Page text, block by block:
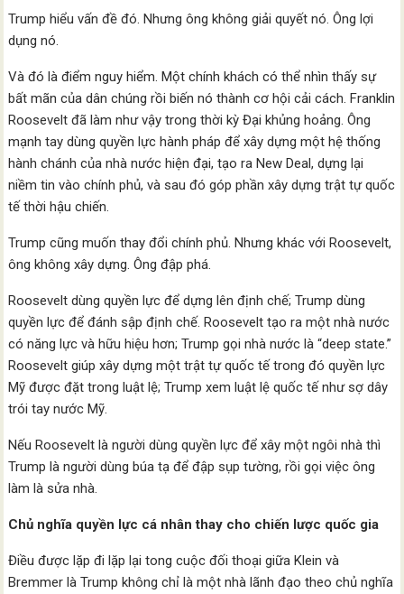
Trump hiểu vấn đề đó. Nhưng ông không giải quyết nó. Ông lợi
dụng nó.
Và đó là điểm nguy hiểm. Một chính khách có thể nhìn thấy sự
bất mãn của dân chúng rồi biến nó thành cơ hội cải cách. Franklin
Roosevelt đã làm như vậy trong thời kỳ Đại khủng hoảng. Ông
mạnh tay dùng quyền lực hành pháp để xây dựng một hệ thống
hành chánh của nhà nước hiện đại, tạo ra New Deal, dựng lại
niềm tin vào chính phủ, và sau đó góp phần xây dựng trật tự quốc
tế thời hậu chiến.
Trump cũng muốn thay đổi chính phủ. Nhưng khác với Roosevelt,
ông không xây dựng. Ông đập phá.
Roosevelt dùng quyền lực để dựng lên định chế; Trump dùng
quyền lực để đánh sập định chế. Roosevelt tạo ra một nhà nước
có năng lực và hữu hiệu hơn; Trump gọi nhà nước là “deep state.”
Roosevelt giúp xây dựng một trật tự quốc tế trong đó quyền lực
Mỹ được đặt trong luật lệ; Trump xem luật lệ quốc tế như sợ dây
trói tay nước Mỹ.
Nếu Roosevelt là người dùng quyền lực để xây một ngôi nhà thì
Trump là người dùng búa tạ để đập sụp tường, rồi gọi việc ông
làm là sửa nhà.
Chủ nghĩa quyền lực cá nhân thay cho chiến lược quốc gia
Điều được lặp đi lặp lại tong cuộc đối thoại giữa Klein và
Bremmer là Trump không chỉ là một nhà lãnh đạo theo chủ nghĩa